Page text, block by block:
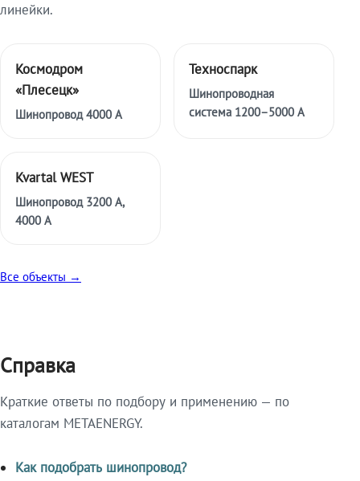
линейки.
Космодром
«Плесецк»
Шинопровод 4000 А
Техноспарк
Шинопроводная
система 1200–5000 А
Kvartal WEST
Шинопровод 3200 А,
4000 А
Все объекты →
Справка
Краткие ответы по подбору и применению — по
каталогам METAENERGY.
Как подобрать шинопровод?